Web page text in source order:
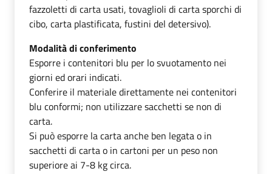
fazzoletti di carta usati, tovaglioli di carta sporchi di
cibo, carta plastificata, fustini del detersivo).
Modalità di conferimento
Esporre i contenitori blu per lo svuotamento nei
giorni ed orari indicati.
Conferire il materiale direttamente nei contenitori
blu conformi; non utilizzare sacchetti se non di
carta.
Si può esporre la carta anche ben legata o in
sacchetti di carta o in cartoni per un peso non
superiore ai 7-8 kg circa.